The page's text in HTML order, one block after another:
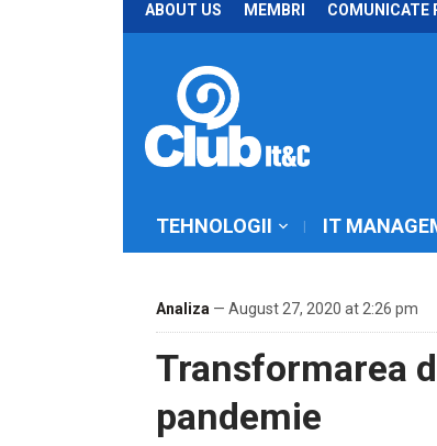
ABOUT US MEMBRI COMUNICATE
TEHNOLOGII IT
Analiza — August 27, 2020 at 2:26 pm
Transformarea
pandemie